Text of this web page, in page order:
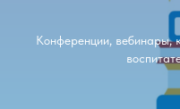
Конференции, вебинары,